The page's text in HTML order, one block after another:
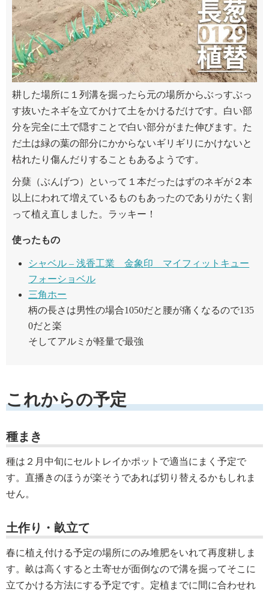
耕した場所に１列溝を掘ったら元の場所からぶっすぶっ
す抜いたネギを立てかけて土をかけるだけです。白い部
分を完全に土で隠すことで白い部分がまた伸びます。た
だ土は緑の葉の部分にかからないギリギリにかけないと
枯れたり傷んだりすることもあるようです。
分蘖（ぶんげつ）といって１本だったはずのネギが２本
以上にわれて増えているものもあったのでありがたく割
って植え直しました。ラッキー！
使ったもの
シャベル – 浅香工業 金象印 マイフィットキュー
フォーショベル
三角ホー
柄の長さは男性の場合1050だと腰が痛くなるので135
0だと楽
そしてアルミが軽量で最強
これからの予定
種まき
種は２月中旬にセルトレイかポットで適当にまく予定で
す。直播きのほうが楽そうであれば切り替えるかもしれま
せん。
土作り・畝立て
春に植え付ける予定の場所にのみ堆肥をいれて再度耕しま
す。畝は高くすると土寄せが面倒なので溝を掘ってそこに
立てかける方法にする予定です。定植までに間に合わせれ